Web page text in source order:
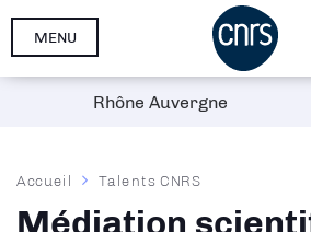
Aller
MENU
Fil
d'Ariane
Accueil Talents CNRS
Médiation